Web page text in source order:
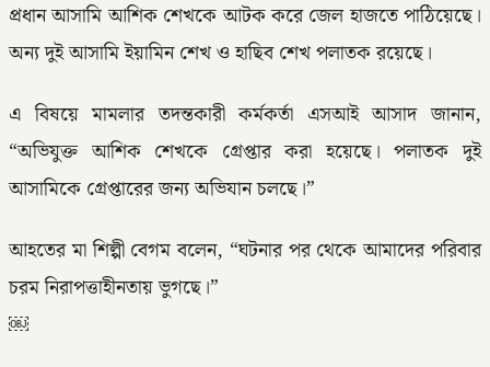
প্রধান আসামি আশিক শেখকে আটক করে জেল হাজতে পাঠিয়েছে।
অন্য দুই আসামি ইয়ামিন শেখ ও হাছিব শেখ পলাতক রয়েছে।
এ বিষয়ে মামলার তদন্তকারী কর্মকর্তা এসআই আসাদ জানান,
“অভিযুক্ত আশিক শেখকে গ্রেপ্তার করা হয়েছে। পলাতক দুই
আসামিকে গ্রেপ্তারের জন্য অভিযান চলছে।”
আহতের মা শিল্পী বেগম বলেন, “ঘটনার পর থেকে আমাদের পরিবার
চরম নিরাপত্তাহীনতায় ভুগছে।”
￼